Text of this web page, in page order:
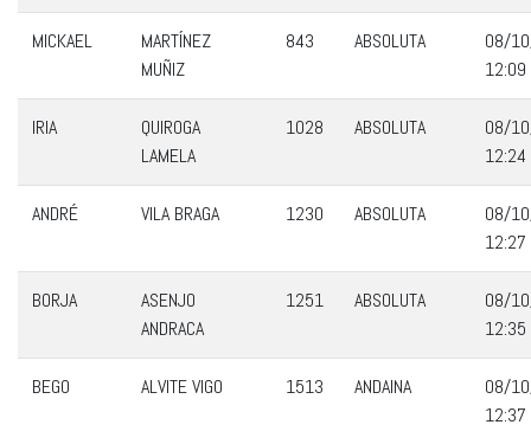
MICKAEL
MARTÍNEZ
MUÑIZ
843 ABSOLUTA
08/
12:09
IRIA
QUIROGA
LAMELA
1028 ABSOLUTA
08/
12:24
ANDRÉ VILA BRAGA 1230 ABSOLUTA
08/
12:27
BORJA
ASENJO
ANDRACA
1251 ABSOLUTA
08/
12:35
BEGO ALVITE VIGO 1513 ANDAINA
08/
12:37